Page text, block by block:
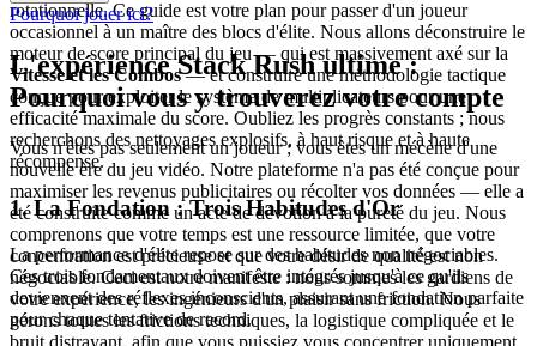
rotationnelle. Ce guide est votre plan pour passer d'un joueur
occasionnel à un maître des blocs d'élite. Nous allons déconstruire le
moteur de score principal du jeu — qui est massivement axé sur la
Vitesse et les Combos— et construire une méthodologie tactique
conçue pour exploiter le système de multiplicateurs pour une
efficacité maximale du score. Oubliez les progrès constants ; nous
recherchons des nettoyages explosifs, à haut risque et à haute
récompense.
1. La Fondation : Trois Habitudes d'Or
La performance d'élite repose sur des habitudes non négociables.
Ces trois fondamentaux doivent être intégrés jusqu'à ce qu'ils
deviennent des réflexes inconscients, assurant une fondation parfaite
pour chaque tentative de record.
Pourquoi jouer ici?
L'expérience Stack Rush ultime :
Pourquoi vous y trouverez votre compte
Vous n'êtes pas seulement un joueur ; vous êtes un mécène d'une
nouvelle ère du jeu vidéo. Notre plateforme n'a pas été conçue pour
maximiser les revenus publicitaires ou récolter vos données — elle a
été construite comme un acte de dévotion à la pureté du jeu. Nous
comprenons que votre temps est une ressource limitée, que votre
concentration est précieuse et que votre désir de qualité est non
négociable. Ceci est notre manifeste : nous sommes les gardiens de
votre expérience, les ingénieurs d'un plaisir sans friction. Nous
gérons toutes les frictions techniques, la logistique compliquée et le